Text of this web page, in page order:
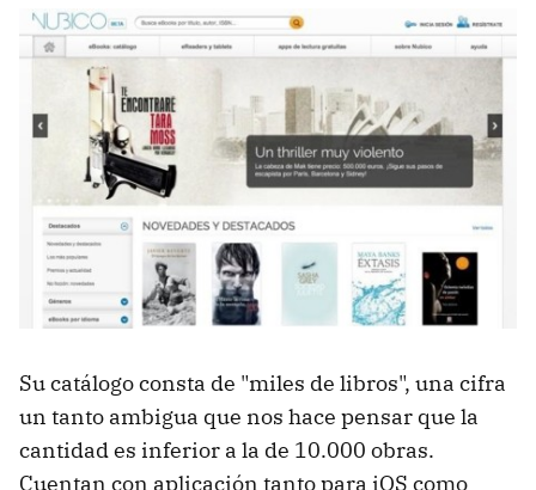
Su catálogo consta de "miles de libros", una cifra
un tanto ambigua que nos hace pensar que la
cantidad es inferior a la de 10.000 obras.
Cuentan con aplicación tanto para iOS como